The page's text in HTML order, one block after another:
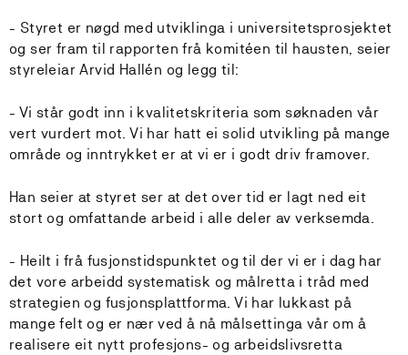
- Styret er nøgd med utviklinga i universitetsprosjektet
og ser fram til rapporten frå komitéen til hausten, seier
styreleiar Arvid Hallén og legg til:
- Vi står godt inn i kvalitetskriteria som søknaden vår
vert vurdert mot. Vi har hatt ei solid utvikling på mange
område og inntrykket er at vi er i godt driv framover.
Han seier at styret ser at det over tid er lagt ned eit
stort og omfattande arbeid i alle deler av verksemda.
- Heilt i frå fusjonstidspunktet og til der vi er i dag har
det vore arbeidd systematisk og målretta i tråd med
strategien og fusjonsplattforma. Vi har lukkast på
mange felt og er nær ved å nå målsettinga vår om å
realisere eit nytt profesjons- og arbeidslivsretta